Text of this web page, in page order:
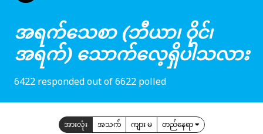
အရက်သေစာ (ဘီယာ၊ ဝိုင်၊
အရက်) သောက်လေ့ရှိပါသလား
6422 responded out of 6622 polled
အားလုံး အသက် ကျား မ တည်နေရာ